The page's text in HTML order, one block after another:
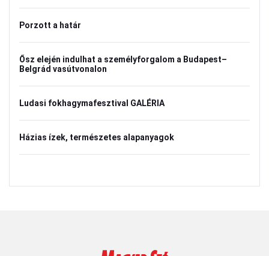
Porzott a határ
Ősz elején indulhat a személyforgalom a Budapest–
Belgrád vasútvonalon
Ludasi fokhagymafesztival GALÉRIA
Házias ízek, természetes alapanyagok